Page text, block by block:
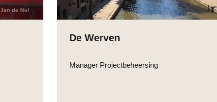
De Werven
Manager Projectbeheersing